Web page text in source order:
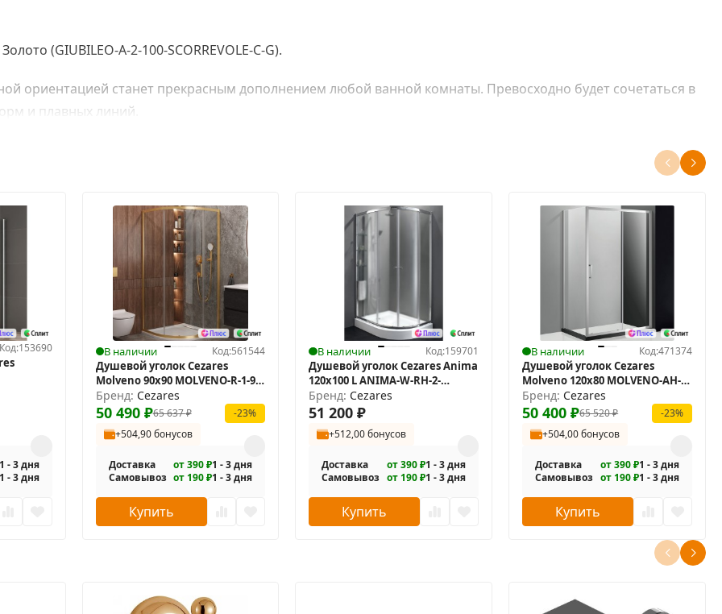
(GIUBILEO-A-2-100-SCORREVOLE-C-G).
ориентацией станет прекрасным дополнением любой ванной комнаты. Превосходно будет сочетаться в
и плавных линий.
и безопасного стекла толщиной 6 мм.
и крепятся с помощью двойных подшипниковых роликов повышенной надежности, выполненных
в течении всего срока эксплуатации.
оборудованный для душа.
инструкция.
Код:153690
- 3 дня
- 3 дня
В наличии Код:561544
Душевой уголок Cezares
Molveno 90x90 MOLVENO-R-1-90-
C-BORO-IV
Бренд: Cezares
65 637₽
50 490 ₽
-23%
+504,90 бонусов
Доставка от 390 ₽1 - 3 дня
Самовывоз от 190 ₽1 - 3 дня
Купить
В наличии Код:159701
Душевой уголок Cezares Anima
120x100 L ANIMA-W-RH-2-
120/100-P-Cr-L
Бренд: Cezares
51 200₽
+512,00 бонусов
Доставка от 390 ₽1 - 3 дня
Самовывоз от 190 ₽1 - 3 дня
Купить
В наличии Код:471374
Душевой уголок Cezares
Molveno 120x80 MOLVENO-AH-
11-120/80-C-Cr-IV
Бренд: Cezares
65 520₽
50 400₽
-23%
+504,00 бонусов
Доставка от 390 ₽1 - 3 дня
Самовывоз от 190 ₽1 - 3 дня
Купить